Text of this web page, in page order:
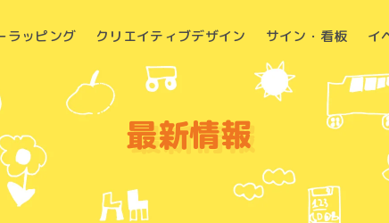
ラッピング クリエイティブデザイン サイン・看板 イ
最新情報